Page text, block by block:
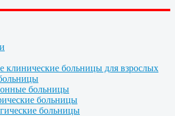
клинические больницы для взрослых
больницы
больницы
больницы